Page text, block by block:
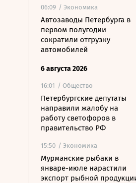
06:09 / Экономика
Автозаводы Петербурга в
первом полугодии
сократили отгрузку
автомобилей
6 августа 2026
16:01 / Общество
Петербургские депутаты
направили жалобу на
работу светофоров в
правительство РФ
15:50 / Экономика
Мурманские рыбаки в
январе-июле нарастили
экспорт рыбной